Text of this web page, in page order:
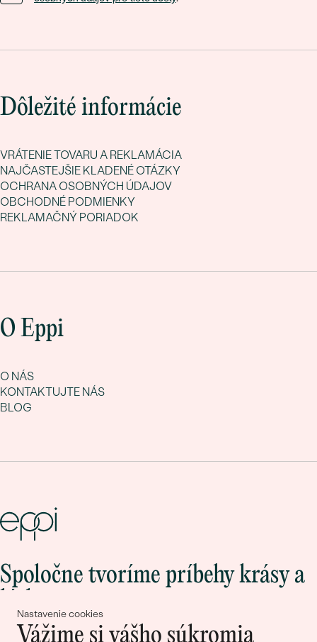
Nastavenie cookies
Vážime si vášho súkromia
Dôležité informácie
VRÁTENIE TOVARU A REKLAMÁCIA
NAJČASTEJŠIE KLADENÉ OTÁZKY
OCHRANA OSOBNÝCH ÚDAJOV
OBCHODNÉ PODMIENKY
REKLAMAČNÝ PORIADOK
O Eppi
O NÁS
KONTAKTUJTE NÁS
BLOG
Spoločne tvoríme príbehy krásy a